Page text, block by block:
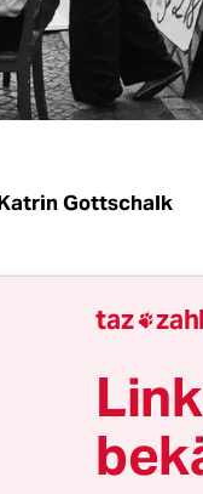
Gottschalk
am 6. Juni 1971
Wir haben
Magazins
mit
auch von
Weil sich seit 50
taz 